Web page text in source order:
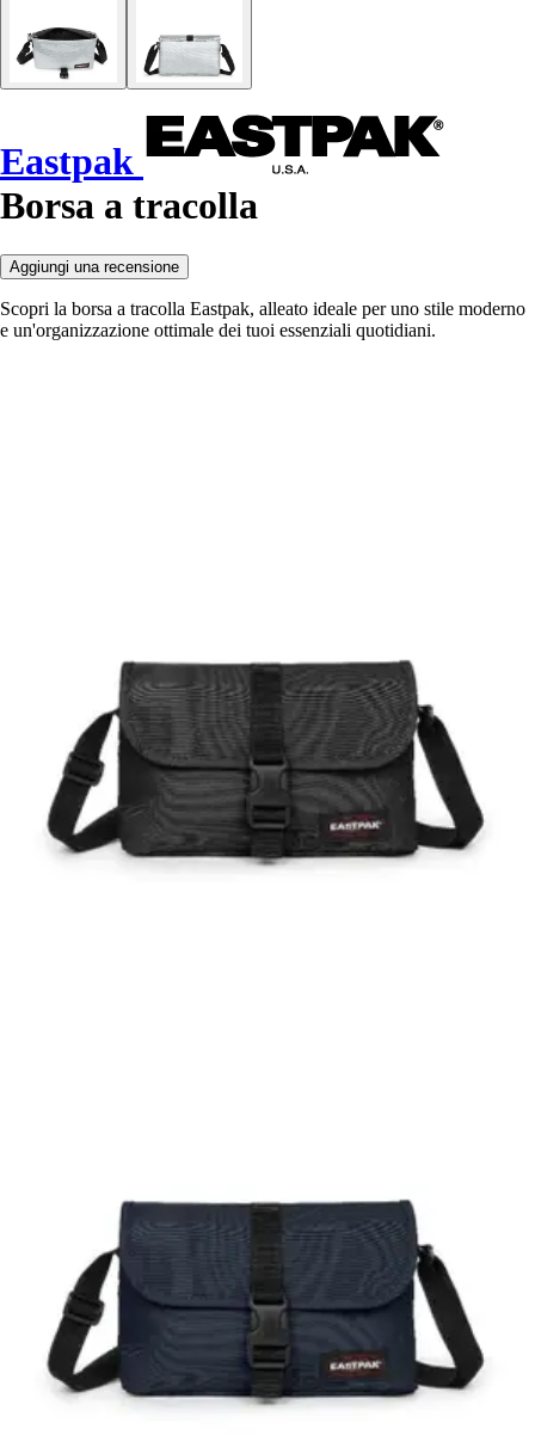
Eastpak
Borsa a tracolla
Aggiungi una recensione
Scopri la borsa a tracolla Eastpak, alleato ideale per uno stile moderno
e un'organizzazione ottimale dei tuoi essenziali quotidiani.